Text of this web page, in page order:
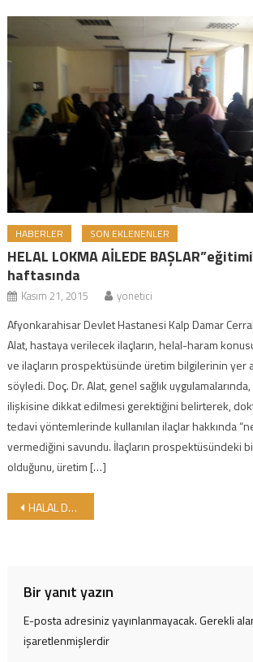
HABERLER SON EKLENENLER
HELAL LOKMA AİLEDE
haftasında
Kasım 21, 2015 yonetici
Afyonkarahisar Devlet Hastanesi Kalp Damar
Alat, hastaya verilecek ilaçların, helal-haram
ve ilaçların prospektüsünde üretim bilgilerinin yer
söyledi. Doç. Dr. Alat, genel sağlık
ilişkisine dikkat edilmesi gerektiğini belirterek,
tedavi yöntemlerinde kullanılan ilaçlar hakkında
vermediğini savundu. İlaçların prospektüsündeki
olduğunu, üretim […]
Yazı gezinmesi
HALAL DUNYA MARKETLER YENİ BOSNA ŞUBESİ AÇILDI
Bir yanıt yazın
E-posta adresiniz yayınlanmayacak.Gerekli
işaretlenmişlerdir